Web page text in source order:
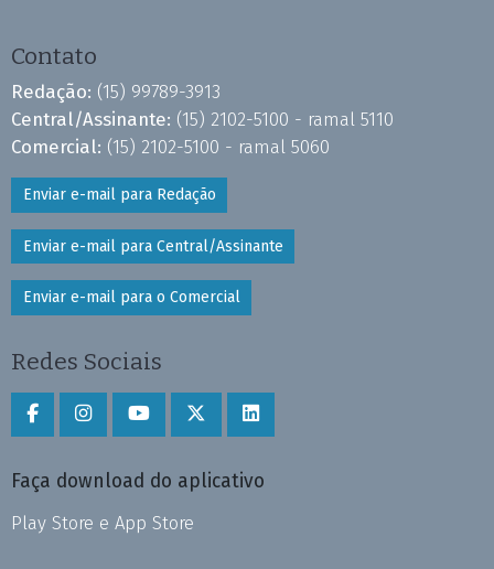
Contato
Redação: (15) 99789-3913
Central/Assinante: (15) 2102-5100 - ramal 5110
Comercial: (15) 2102-5100 - ramal 5060
Enviar e-mail para Redação
Enviar e-mail para Central/Assinante
Enviar e-mail para o Comercial
Redes Sociais
Faça download do aplicativo
Play Store e App Store